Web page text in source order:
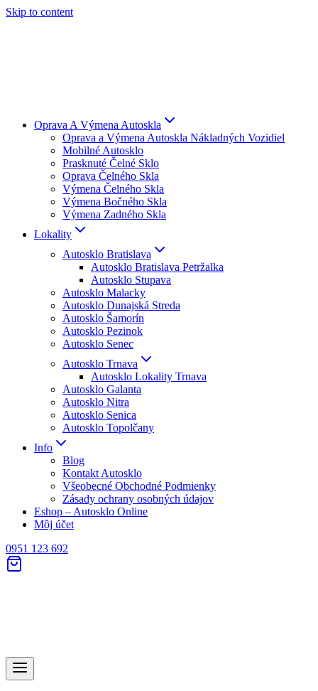
Skip to content
Oprava A Výmena Autoskla
Oprava a Výmena Autoskla Nákladných Vozidiel
Mobilné Autosklo
Prasknuté Čelné Sklo
Oprava Čelného Skla
Výmena Čelného Skla
Výmena Bočného Skla
Výmena Zadného Skla
Lokality
Autosklo Bratislava
Autosklo Bratislava Petržalka
Autosklo Stupava
Autosklo Malacky
Autosklo Dunajská Streda
Autosklo Šamorín
Autosklo Pezinok
Autosklo Senec
Autosklo Trnava
Autosklo Lokality Trnava
Autosklo Galanta
Autosklo Nitra
Autosklo Senica
Autosklo Topolčany
Info
Blog
Kontakt Autosklo
Všeobecné Obchodné Podmienky
Zásady ochrany osobných údajov
Eshop – Autosklo Online
Môj účet
0951 123 692